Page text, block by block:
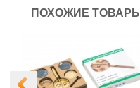
ПОХОЖИЕ ТОВАРЫ